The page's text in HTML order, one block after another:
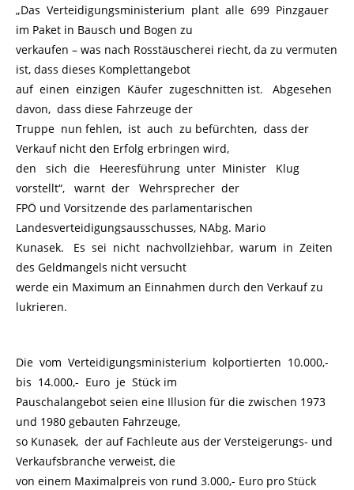
„Das Verteidigungsministerium plant alle 699 Pinzgauer
im Paket in Bausch und Bogen zu
verkaufen – was nach Rosstäuscherei riecht, da zu vermuten
ist, dass dieses Komplettangebot
auf einen einzigen Käufer zugeschnitten ist. Abgesehen
davon, dass diese Fahrzeuge der
Truppe nun fehlen, ist auch zu befürchten, dass der
Verkauf nicht den Erfolg erbringen wird,
den sich die Heeresführung unter Minister Klug
vorstellt“, warnt der Wehrsprecher der
FPÖ und Vorsitzende des parlamentarischen
Landesverteidigungsausschusses, NAbg. Mario
Kunasek. Es sei nicht nachvollziehbar, warum in Zeiten
des Geldmangels nicht versucht
werde ein Maximum an Einnahmen durch den Verkauf zu
lukrieren.
Die vom Verteidigungsministerium kolportierten 10.000,-
bis 14.000,- Euro je Stück im
Pauschalangebot seien eine Illusion für die zwischen 1973
und 1980 gebauten Fahrzeuge,
so Kunasek, der auf Fachleute aus der Versteigerungs- und
Verkaufsbranche verweist, die
von einem Maximalpreis von rund 3.000,- Euro pro Stück